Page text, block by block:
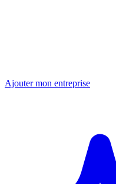
Ajouter mon entreprise